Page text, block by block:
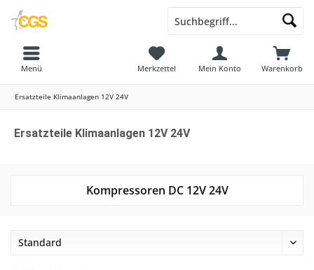
Warenkorb
Merkzettel Mein Konto
Menü
Ersatzteile Klimaanlagen 12V 24V
Ersatzteile Klimaanlagen 12V 24V
Kompressoren DC 12V 24V